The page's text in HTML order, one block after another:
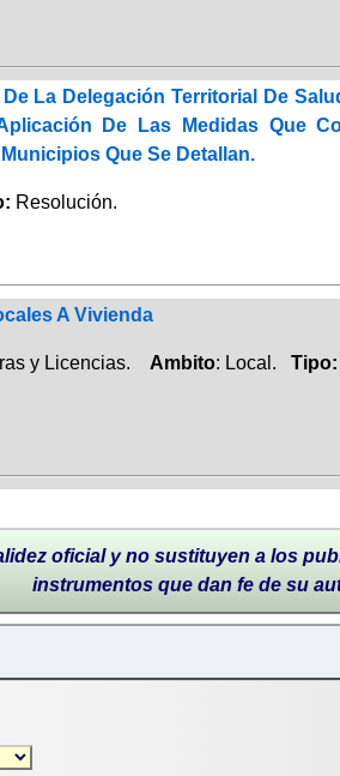
La Delegación Territorial De
De Las Medidas Que
Que Se Detallan.
Resolución.
A Vivienda
y Licencias. Ambito: Local. Tipo:
oficial y no sustituyen a los
instrumentos que dan fe de su